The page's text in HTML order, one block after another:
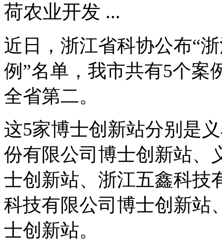
荷农业开发 ...
近日，浙江省科协公布“
例”名单，我市共有5个案
全省第二。
这5家博士创新站分别是
份有限公司博士创新站、
士创新站、浙江五鑫科技
科技有限公司博士创新站
士创新站。